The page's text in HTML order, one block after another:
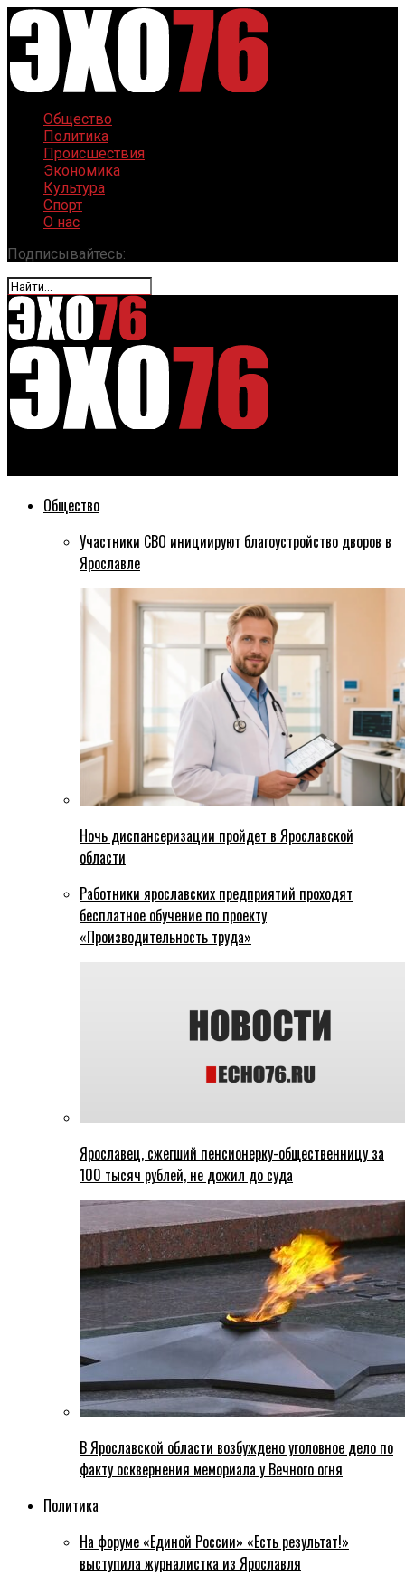
Общество
Политика
Происшествия
Экономика
Культура
Спорт
О нас
Подписывайтесь:
Общество
Участники СВО инициируют благоустройство дворов в
Ярославле
Ночь диспансеризации пройдет в Ярославской
области
Работники ярославских предприятий проходят
бесплатное обучение по проекту
«Производительность труда»
Ярославец, сжегший пенсионерку-общественницу за
100 тысяч рублей, не дожил до суда
В Ярославской области возбуждено уголовное дело по
факту осквернения мемориала у Вечного огня
Политика
На форуме «Единой России» «Есть результат!»
выступила журналистка из Ярославля